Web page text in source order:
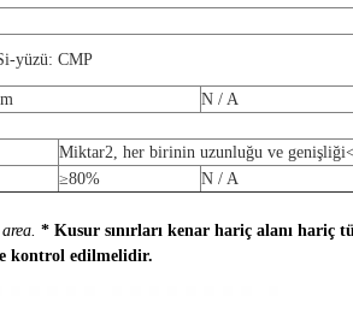
yüzü: CMP
N / A
Miktar2, her birinin uzunluğu ve genişliği
≥80% N / A
* Kusur sınırları kenar hariç alanı hariç
kontrol edilmelidir.